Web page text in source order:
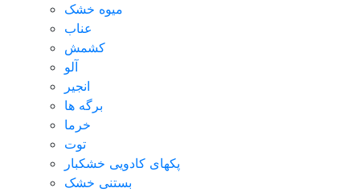
میوه خشک
عناب
کشمش
آلو
انجیر
برگه ها
خرما
توت
پکهای کادویی خشکبار
بستنی خشک